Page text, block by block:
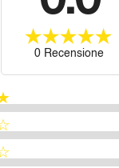
0 Recensione